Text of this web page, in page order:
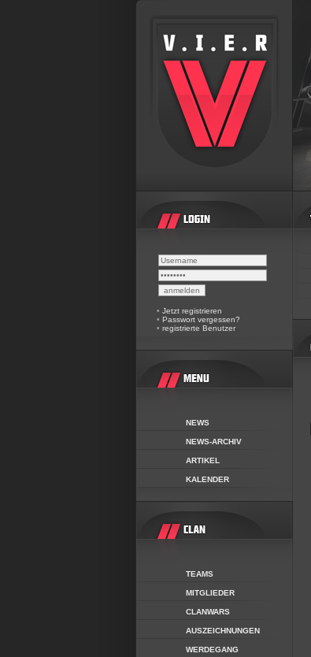
• Jetzt registrieren
• Passwort vergessen?
• registrierte Benutzer
NEWS
NEWS-ARCHIV
ARTIKEL
KALENDER
TEAMS
MITGLIEDER
CLANWARS
AUSZEICHNUNGEN
WERDEGANG